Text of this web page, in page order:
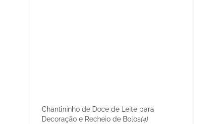
Chantininho de Doce de Leite para
Decoração e Recheio de Bolos(4)